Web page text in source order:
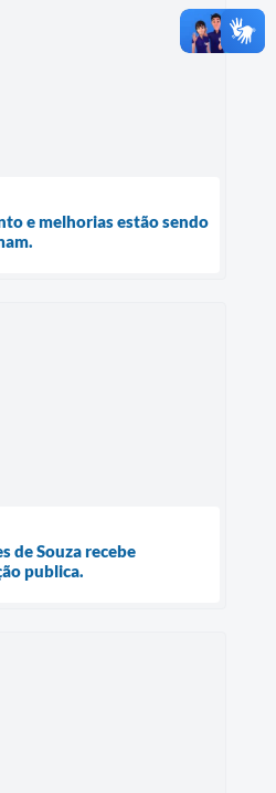
e melhorias estão sendo
de Souza recebe
publica.